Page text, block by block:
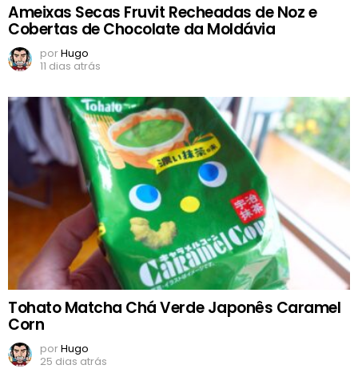
Ameixas Secas Fruvit Recheadas de Noz e
Cobertas de Chocolate da Moldávia
porHugo
11 dias atrás
Tohato Matcha Chá Verde Japonês Caramel
Corn
porHugo
25 dias atrás